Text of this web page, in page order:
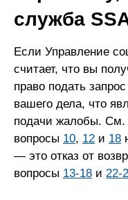
служба
Если Управление
считает, что вы
право подать
вашего дела, что
подачи жалобы. См.
вопросы 10, 12 и 18
— это отказ от
вопросы 13-18 и 22-